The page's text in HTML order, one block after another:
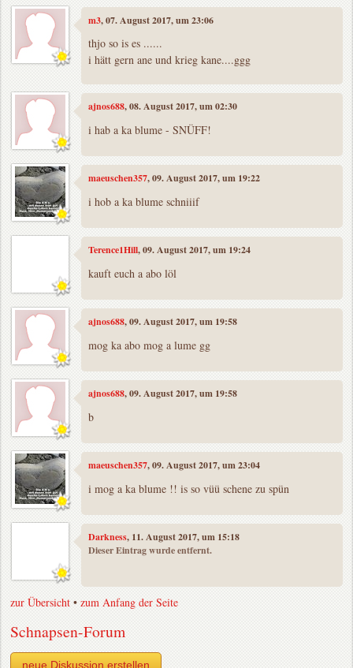
m3, 07. August 2017, um 23:06
thjo so is es ......
i hätt gern ane und krieg kane....ggg
ajnos688, 08. August 2017, um 02:30
i hab a ka blume - SNÜFF!
maeuschen357, 09. August 2017, um 19:22
i hob a ka blume schniiif
Terence1Hill, 09. August 2017, um 19:24
kauft euch a abo löl
ajnos688, 09. August 2017, um 19:58
mog ka abo mog a lume gg
ajnos688, 09. August 2017, um 19:58
b
maeuschen357, 09. August 2017, um 23:04
i mog a ka blume !! is so vüü schene zu spün
Darkness, 11. August 2017, um 15:18
Dieser Eintrag wurde entfernt.
zur Übersicht •zum Anfang der Seite
Schnapsen-Forum
neue Diskussion erstellen